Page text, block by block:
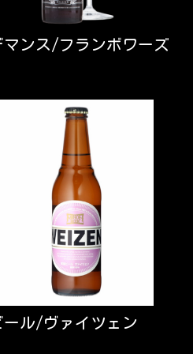
マンス/フランボワーズ
ール/ヴァイツェン